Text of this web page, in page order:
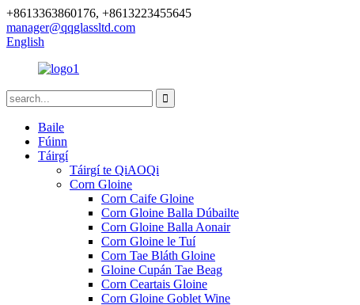
+8613363860176, +8613223455645
manager@qqglassltd.com
English
Baile
Fúinn
Táirgí
Táirgí te QiAOQi
Corn Gloine
Corn Caife Gloine
Corn Gloine Balla Dúbailte
Corn Gloine Balla Aonair
Corn Gloine le Tuí
Corn Tae Bláth Gloine
Gloine Cupán Tae Beag
Corn Ceartais Gloine
Corn Gloine Goblet Wine